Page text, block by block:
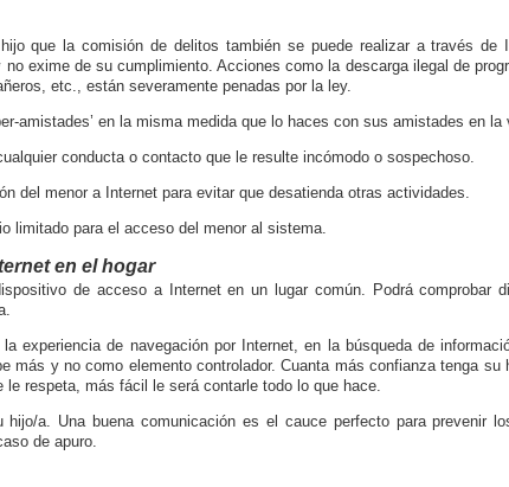
que la comisión de delitos también se puede realizar a través de
exime de su cumplimiento. Acciones como la descarga ilegal de
etc., están severamente penadas por la ley.
amistades’ en la misma medida que lo haces con sus amistades en la
conducta o contacto que le resulte incómodo o sospechoso.
del menor a Internet para evitar que desatienda otras actividades.
limitado para el acceso del menor al sistema.
en el hogar
de acceso a Internet en un lugar común. Podrá comprobar
experiencia de navegación por Internet, en la búsqueda de
más y no como elemento controlador. Cuanta más confianza tenga su
le respeta, más fácil le será contarle todo lo que hace.
hijo/a. Una buena comunicación es el cauce perfecto para prevenir
de apuro.